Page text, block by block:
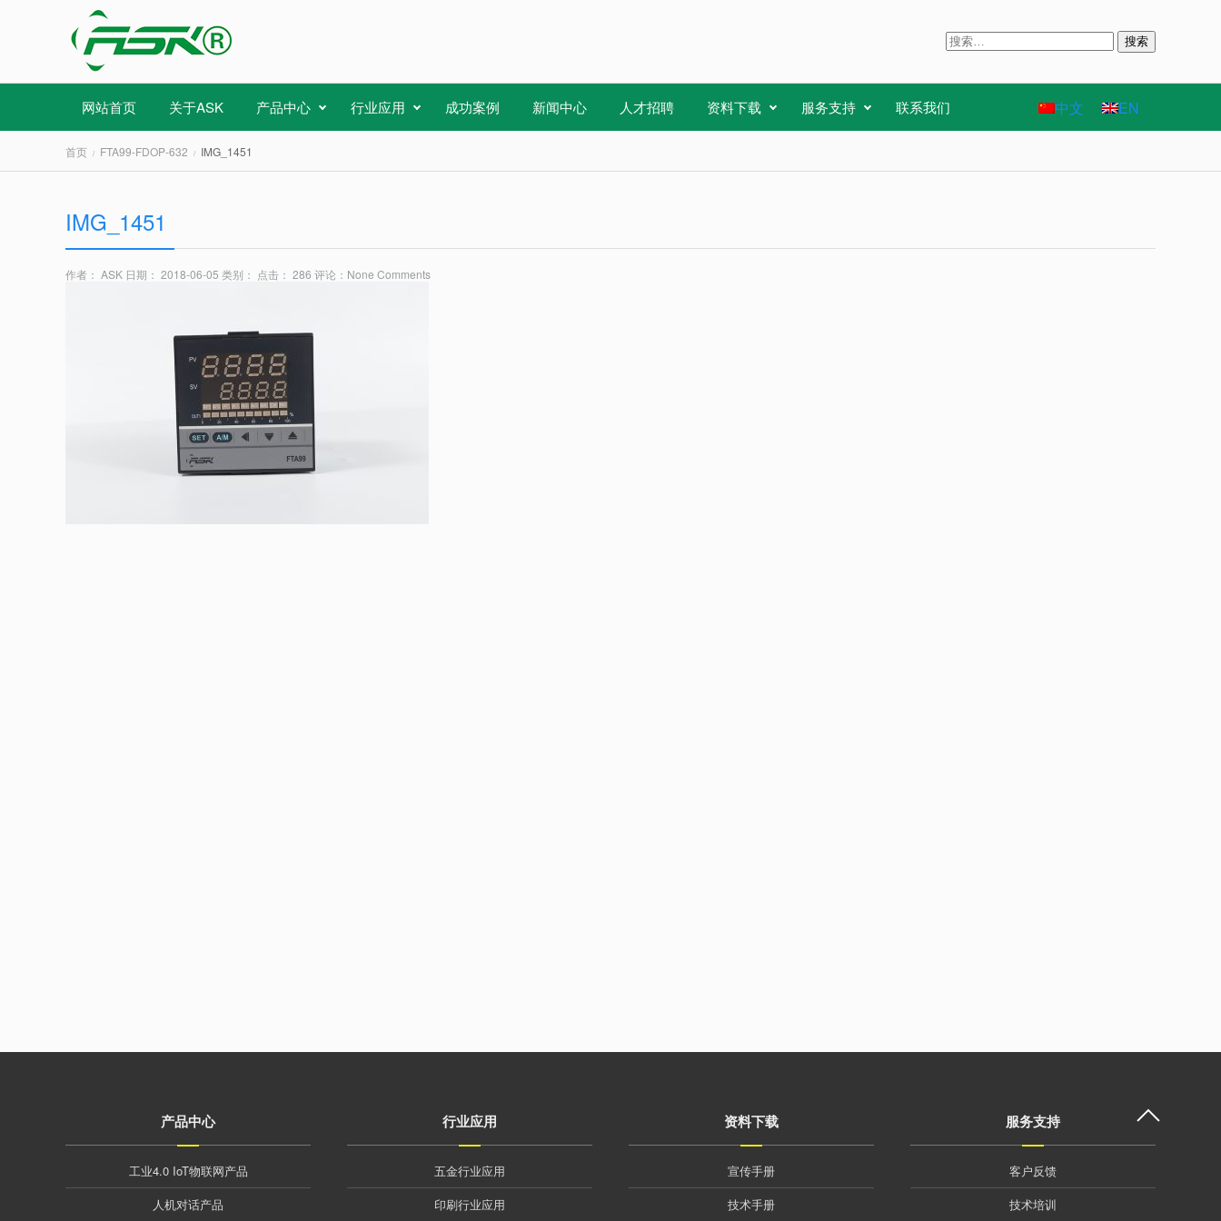
搜
网站首页 关于ASK 产品中心 行业应用 成功案例 新闻中心 人才招聘 资料下载 服务支持 联系我们 中文 EN
首页 FTA99-FDOP-632 IMG_1451
IMG_1451
作者： ASK 日期： 2018-06-05 类别： 点击： 286 评论： None Comments
产品中心
工业4.0 IoT物联网产品
人机对话产品
行业应用
五金行业应用
印刷行业应用
资料下载
宣传手册
技术手册
服务支持
客户反馈
技术培训